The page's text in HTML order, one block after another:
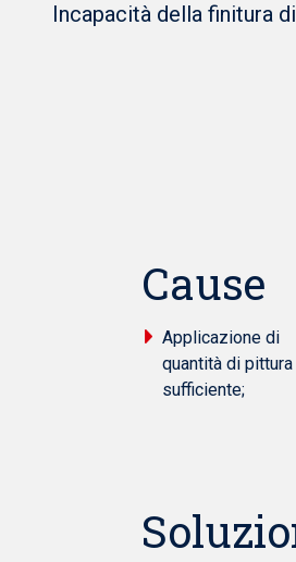
Incapacità della finitura
Cause
Applicazione di
quantità di pittura
sufficiente;